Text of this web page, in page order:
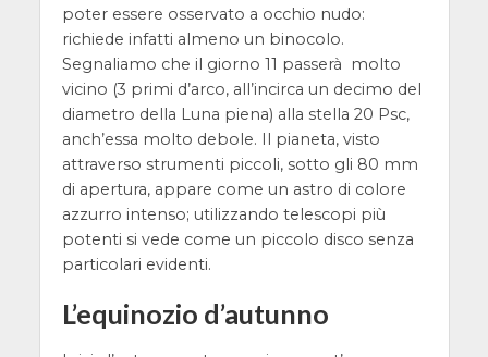
poter essere osservato a occhio nudo:
richiede infatti almeno un binocolo.
Segnaliamo che il giorno 11 passerà molto
vicino (3 primi d’arco, all’incirca un decimo del
diametro della Luna piena) alla stella 20 Psc,
anch’essa molto debole. Il pianeta, visto
attraverso strumenti piccoli, sotto gli 80 mm
di apertura, appare come un astro di colore
azzurro intenso; utilizzando telescopi più
potenti si vede come un piccolo disco senza
particolari evidenti.
L’equinozio d’autunno